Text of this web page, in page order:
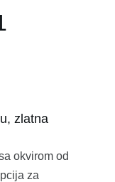
zlatna
okvirom od
za